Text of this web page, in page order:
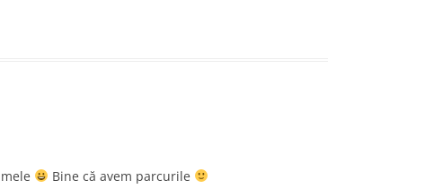
Bine că avem parcurile